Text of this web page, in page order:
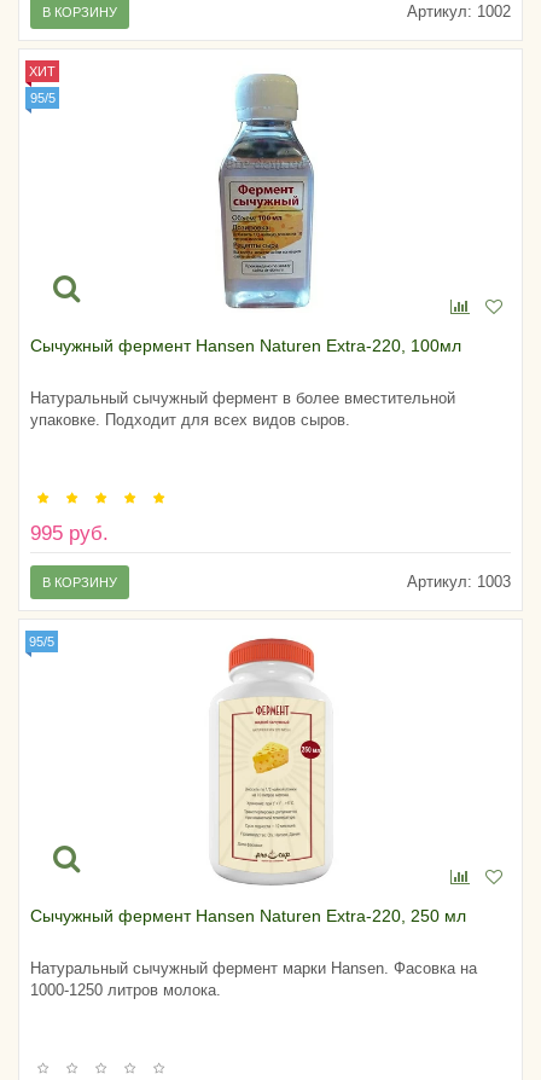
Артикул: 1002
В КОРЗИНУ
ХИТ
95/5
Сычужный фермент Hansen Naturen Extra-220, 100мл
Натуральный сычужный фермент в более вместительной
упаковке. Подходит для всех видов сыров.
995 руб.
Артикул: 1003
В КОРЗИНУ
95/5
Сычужный фермент Hansen Naturen Extra-220, 250 мл
Натуральный сычужный фермент марки Hansen. Фасовка на
1000-1250 литров молока.